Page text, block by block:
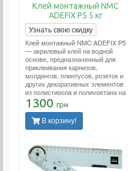
Клей монтажный NMC
ADEFIX P5 5 кг
Узнать свою скидку
Клей монтажный NMC ADEFIX P5
— акриловый клей на водной
основе, предназначенный для
приклеивания карнизов,
молдингов, плинтусов, розеток и
других декоративных элементов
из полистирола и полиуретана на
ДВП, ДСП, гипсокартон,
гипсоволокно, штукатурку, бетон
и другие поверхности.
1300 грн
В корзину!